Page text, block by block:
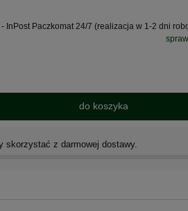
- InPost Paczkomat 24/7 (realizacja w 1-2 dni
do koszyka
skorzystać z darmowej dostawy.